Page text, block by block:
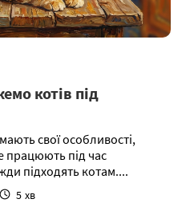
котів під
свої особливості,
працюють під час
підходять котам....
5 хв